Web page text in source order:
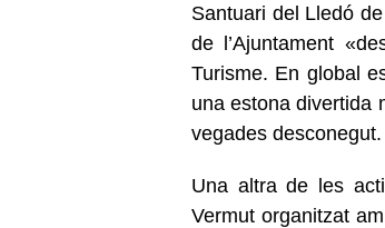
Santuari del Lledó
de l’Ajuntament
Turisme. En global
una estona divertida
vegades desconegut.
Una altra de les
Vermut organitzat